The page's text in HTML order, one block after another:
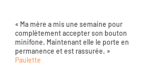
« Ma mère a mis une semaine pour
complètement accepter son bouton
minifone. Maintenant elle le porte en
permanence et est rassurée. »
Paulette